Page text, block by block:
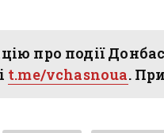
про події
t.me/vchasnoua.